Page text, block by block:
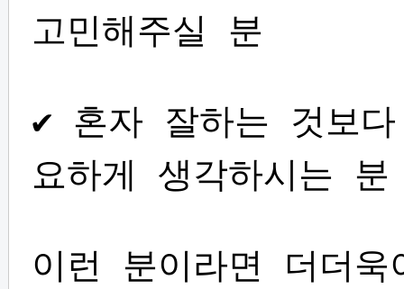
고민해주실 분
✔ 혼자 잘하는 것보
요하게 생각하시는 분
이런 분이라면 더더